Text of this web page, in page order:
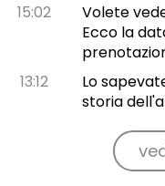
15:02
Volete
Ecco la
13:12
Lo
storia